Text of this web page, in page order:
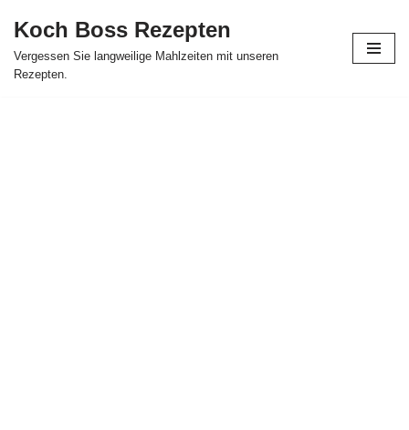
Skip
to
Koch Boss Rezepten
Vergessen Sie langweilige Mahlzeiten mit unseren
Rezepten.